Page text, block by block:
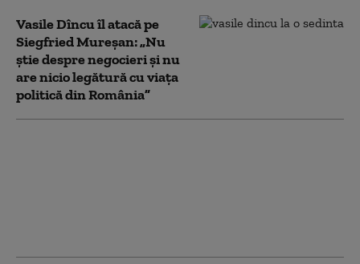
Vasile Dîncu îl atacă pe
Siegfried Mureșan: „Nu
știe despre negocieri și nu
are nicio legătură cu viața
politică din România”